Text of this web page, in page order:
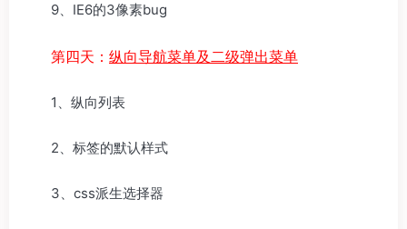
9、IE6的3像素bug
第四天： 纵向导航菜单及二级弹出菜单
1、纵向列表
2、标签的默认样式
3、css派生选择器